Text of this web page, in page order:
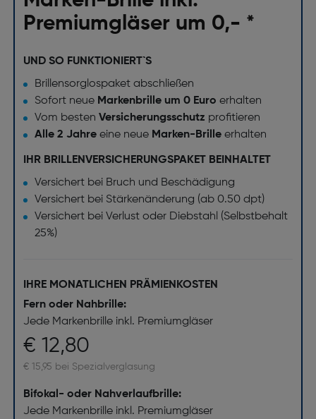
Premiumgläser um 0,- *
UND SO FUNKTIONIERT`S
Brillensorglospaket abschließen
Sofort neue Markenbrille um 0 Euro erhalten
Vom besten Versicherungsschutz profitieren
Alle 2 Jahreeine neue Marken-Brille erhalten
IHR BRILLENVERSICHERUNGSPAKET BEINHALTET
Versichert bei Bruch und Beschädigung
Versichert bei Stärkenänderung (ab 0.50 dpt)
Versichert bei Verlust oder Diebstahl (Selbstbehalt
25%)
IHRE MONATLICHEN PRÄMIENKOSTEN
Fern oder Nahbrille:
Jede Markenbrille inkl. Premiumgläser
€ 12,80
€ 15,95 bei Spezialverglasung
Bifokal- oder Nahverlaufbrille:
Jede Markenbrille inkl. Premiumgläser